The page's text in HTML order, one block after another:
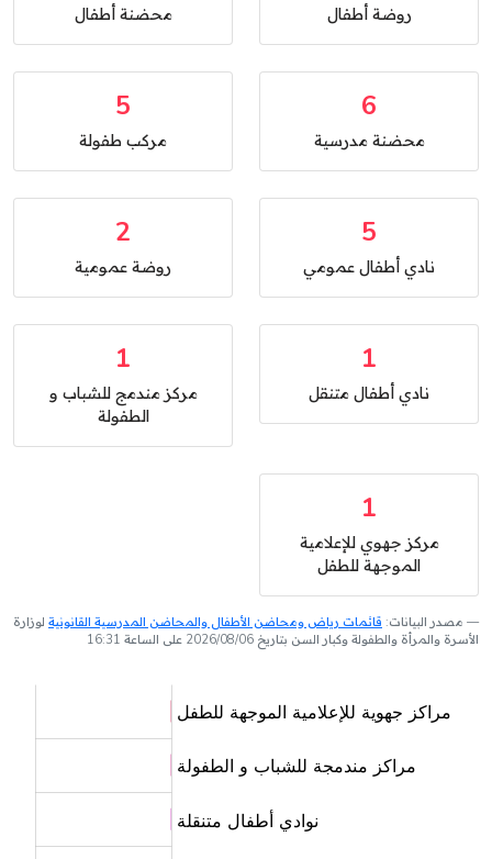
روضة أطفال محضنة أطفال
6
محضنة مدرسية
5
مركب طفولة
5
نادي أطفال عمومي
2
روضة عمومية
1
نادي أطفال متنقل
1
مركز مندمج للشباب و
الطفولة
1
مركز جهوي للإعلامية
الموجهة للطفل
مصدر البيانات: قائمات رياض ومحاضن الأطفال والمحاضن المدرسية القانونية لوزارة
الأسرة والمرأة والطفولة وكبار السن بتاريخ 2026/08/06 على الساعة 16:31